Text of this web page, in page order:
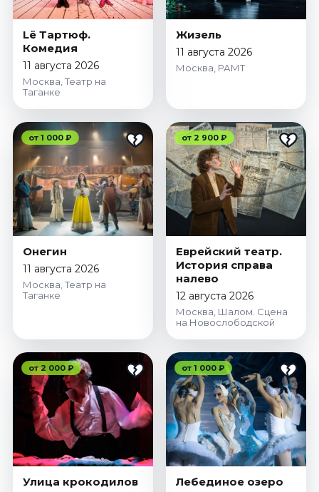
Октябрь 2026
Спорт
Август 2026
Сентябрь 2026
Октябрь 2026
События
Август 2026
Сентябрь 2026
Октябрь 2026
Ноябрь 2026
Декабрь 2026
Площадки
Lё Тартюф.
Комедия
11 августа 2026
Москва, Театр на
Таганке
Жизель
11 августа 2026
Москва, РАМТ
от 1 000 ₽
Онегин
11 августа 2026
Москва, Театр на
Таганке
от 2 900 ₽
Еврейский театр.
История справа
налево
12 августа 2026
Москва, Шалом. Сцена
на Новослободской
от 2 000 ₽
Улица крокодилов
от 1 000 ₽
Лебединое озеро